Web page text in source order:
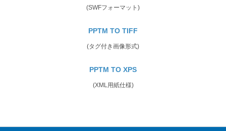
(SWFフォーマット)
PPTM TO TIFF
(タグ付き画像形式)
PPTM TO XPS
(XML用紙仕様)